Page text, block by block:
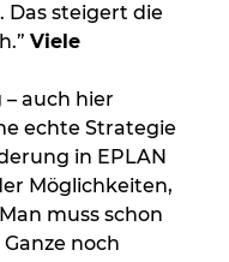
Das steigert die
Viele
auch hier
echte Strategie
in EPLAN
Möglichkeiten,
muss schon
noch